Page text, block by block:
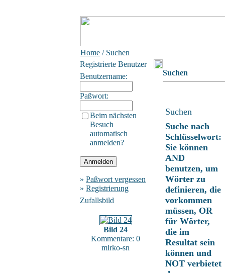
Home / Suchen
Registrierte Benutzer
Benutzername:
Paßwort:
Beim nächsten
Besuch
automatisch
anmelden?
» Paßwort vergessen
» Registrierung
Zufallsbild
Bild 24
Kommentare: 0
mirko-sn
Suchen
Suchen
Suche nach
Schlüsselwort:
Sie können
AND
benutzen, um
Wörter zu
definieren, die
vorkommen
müssen, OR
für Wörter,
die im
Resultat sein
können und
NOT verbietet